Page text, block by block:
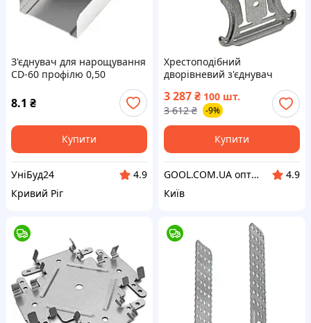
З'єднувач для нарощування
CD-60 профілю 0,50
8.1 ₴
Купити
УніБуд24
4.9
Кривий Ріг
Хрестоподібний
дворівневий з'єднувач
Knauf Kreuzverbinder для
CD профілю 60/27
3 287₴ 100 шт.
3 612 ₴ -9%
Купити
GOOL.COM.UA оптово-роздрібний склад будівельних та декоративних матеріалів інтернет-магазин
4.9
Київ